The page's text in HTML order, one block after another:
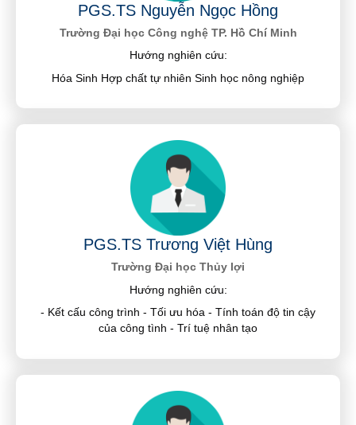
PGS.TS Nguyễn Ngọc Hồng
Trường Đại học Công nghệ TP. Hồ Chí Minh
Hướng nghiên cứu:
Hóa Sinh Hợp chất tự nhiên Sinh học nông nghiệp
PGS.TS Trương Việt Hùng
Trường Đại học Thủy lợi
Hướng nghiên cứu:
- Kết cấu công trình - Tối ưu hóa - Tính toán độ tin cậy
của công tình - Trí tuệ nhân tạo